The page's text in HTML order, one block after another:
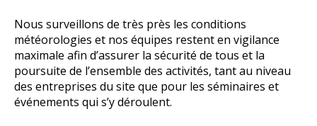
Nous surveillons de très près les conditions
météorologies et nos équipes restent en vigilance
maximale afin d’assurer la sécurité de tous et la
poursuite de l’ensemble des activités, tant au niveau
des entreprises du site que pour les séminaires et
événements qui s’y déroulent.